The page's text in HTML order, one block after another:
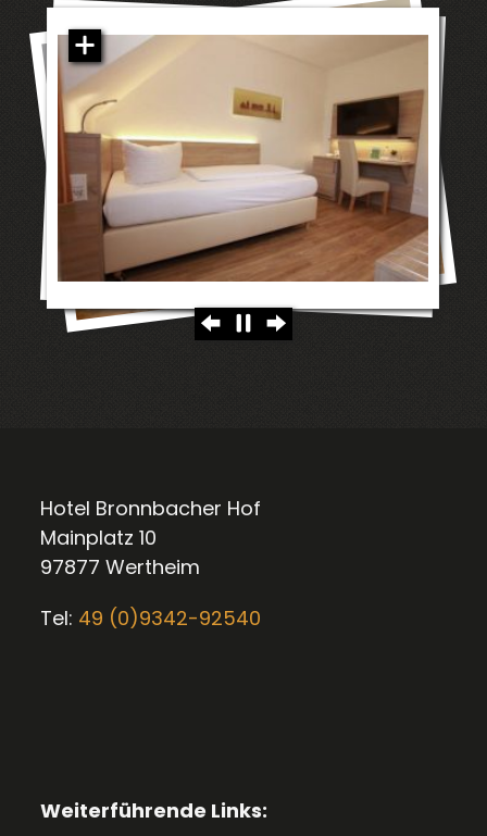
Hotel Bronnbacher Hof
Mainplatz 10
97877 Wertheim
Tel: 49 (0)9342-92540
Weiterführende Links: